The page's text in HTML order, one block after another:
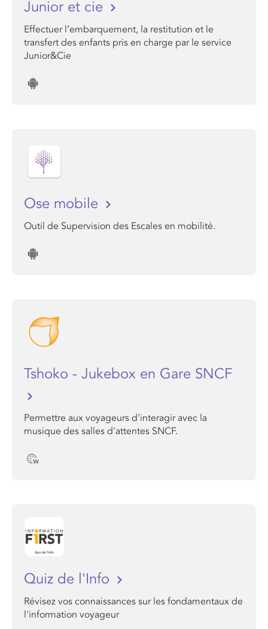
Junior et cie
Effectuer l’embarquement, la restitution et le
transfert des enfants pris en charge par le service
Junior&Cie
Ose mobile
Outil de Supervision des Escales en mobilité.
Tshoko - Jukebox en Gare SNCF
Permettre aux voyageurs d'interagir avec la
musique des salles d'attentes SNCF.
Quiz de l'Info
Révisez vos connaissances sur les fondamentaux de
l'information voyageur